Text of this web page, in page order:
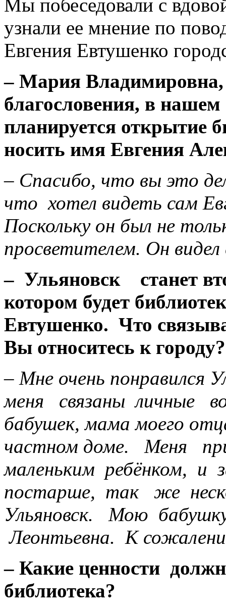
Мы побеседовали с
узнали ее мнение по
Евгения Евтушенко
– Мария Владимировна,
благословения, в
планируется открытие
носить имя Евгения
– Спасибо, что вы это
что хотел видеть сам
Поскольку он был не
просветителем. Он
– Ульяновск станет
котором будет
Евтушенко. Что
Вы относитесь к городу?
– Мне очень понравился
меня связаны личные
бабушек, мама моего
частном доме. Меня
маленьким ребёнком, и
постарше, так же
Ульяновск. Мою
Леонтьевна. К
– Какие ценности
библиотека?